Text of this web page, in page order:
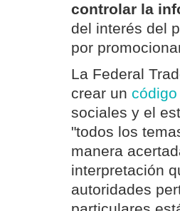
controlar la
del interés del
por
La Federal
crear un código
sociales y el
"todos los
manera
interpretación
autoridades